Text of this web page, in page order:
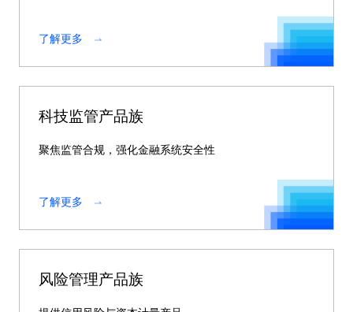
了解更多
科技监管产品族
聚焦监管合规，强化金融系统安全性
了解更多
风险管理产品族